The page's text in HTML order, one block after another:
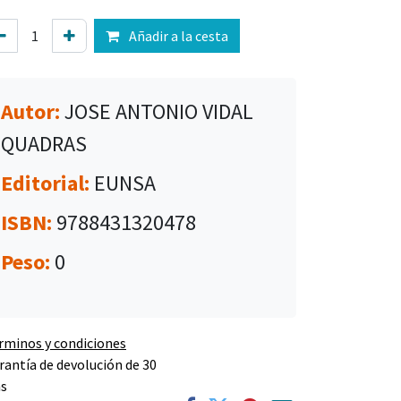
Añadir a la cesta
Autor:JOSE ANTONIO VIDAL
QUADRAS
Editorial: EUNSA
ISBN: 9788431320478
Peso: 0
y condiciones
de devolución de 30